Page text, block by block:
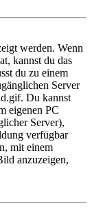
werden. Wenn
kannst du das
du zu einem
Server
Du kannst
eigenen PC
Server),
verfügbar
mit einem
anzuzeigen,